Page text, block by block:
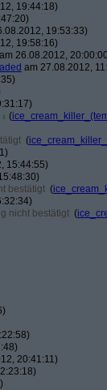
19:44:18)
19:53:33)
19:58:16)
am 26.08.2012,
am 27.08.2012,
(
(
15:44:55)
bestätigt (
nicht bestätigt (
20:41:11)